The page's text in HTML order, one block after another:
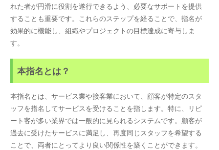
れた者が円滑に役割を遂行できるよう、必要なサポートを提供
することも重要です。これらのステップを経ることで、指名が
効果的に機能し、組織やプロジェクトの目標達成に寄与しま
す。
本指名とは？
本指名とは、サービス業や接客業において、顧客が特定のスタ
ッフを指名してサービスを受けることを指します。特に、リピ
ート客が多い業界では一般的に見られるシステムです。顧客が
過去に受けたサービスに満足し、再度同じスタッフを希望する
ことで、両者にとってより良い関係性を築くことができます。